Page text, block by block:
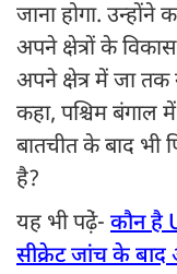
जाना होगा.
अपने क्षेत्रों के
अपने क्षेत्र में जा
कहा, पश्चिम बंगाल
बातचीत के बाद
है?
यह भी पढे़ं- कौन है
सीक्रेट जांच के